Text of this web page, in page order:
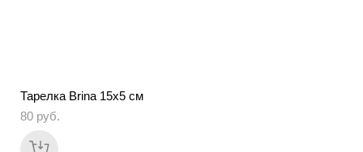
Тарелка Brina 15х5 см
80 pуб.